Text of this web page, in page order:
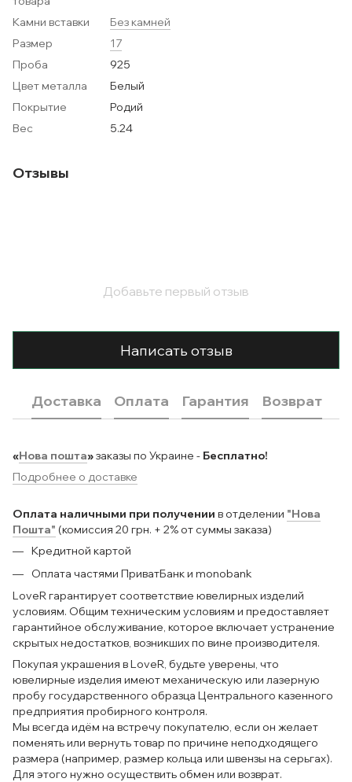
Камни вставки
Без камней
Размер
17
Проба
925
Цвет металла
Белый
Покрытие
Родий
Вес
5.24
Отзывы
Добавьте первый отзыв
Написать отзыв
Доставка Оплата Гарантия Возврат
«Нова пошта»заказы по Украине - Бесплатно!
Подробнее о доставке
Оплата наличными при получении в отделении "Нова
Пошта" (комиссия 20 грн. + 2% от суммы заказа)
Кредитной картой
Оплата частями ПриватБанк и monobank
LoveR гарантирует соответствие ювелирных изделий
условиям. Общим техническим условиям и предоставляет
гарантийное обслуживание, которое включает устранение
скрытых недостатков, возникших по вине производителя.
Покупая украшения в LoveR, будьте уверены, что
ювелирные изделия имеют механическую или лазерную
пробу государственного образца Центрального казенного
предприятия пробирного контроля.
Мы всегда идём на встречу покупателю, если он желает
поменять или вернуть товар по причине неподходящего
размера (например, размер кольца или швензы на серьгах).
Для этого нужно осуществить обмен или возврат.